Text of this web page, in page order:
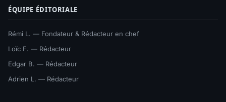
ÉQUIPE ÉDITORIALE
Rémi L. — Fondateur & Rédacteur en chef
Loïc F. — Rédacteur
Edgar B. — Rédacteur
Adrien L. — Rédacteur